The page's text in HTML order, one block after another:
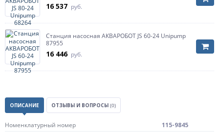
16 537 руб.
Станция насосная АКВАРОБОТ JS 60-24 Unipump
87955
16 446 руб.
ОПИСАНИЕ ОТЗЫВЫ И ВОПРОСЫ (0)
Номенклатурный номер
115-9845